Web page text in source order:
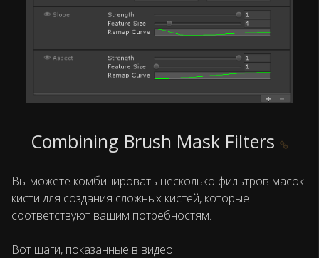
Combining Brush Mask Filters
Вы можете комбинировать несколько фильтров масок
кисти для создания сложных кистей, которые
соответствуют вашим потребностям.
Вот шаги, показанные в видео: